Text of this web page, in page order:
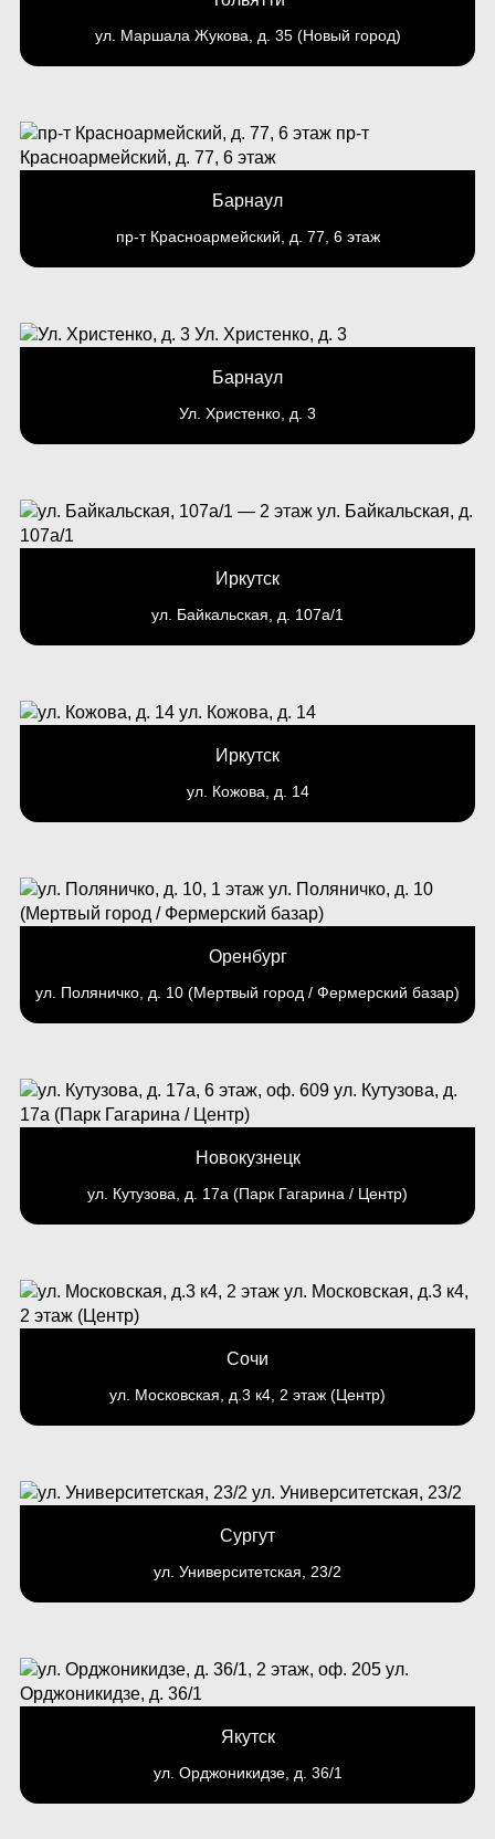
ул. Маршала Жукова, д. 35 (Новый город)
Барнаул
пр-т Красноармейский, д. 77, 6 этаж
Барнаул
Ул. Христенко, д. 3
Иркутск
ул. Байкальская, д. 107а/1
Иркутск
ул. Кожова, д. 14
Оренбург
ул. Поляничко, д. 10 (Мертвый город / Фермерский базар)
Новокузнецк
ул. Кутузова, д. 17а (Парк Гагарина / Центр)
Сочи
ул. Московская, д.3 к4, 2 этаж (Центр)
Сургут
ул. Университетская, 23/2
Якутск
ул. Орджоникидзе, д. 36/1